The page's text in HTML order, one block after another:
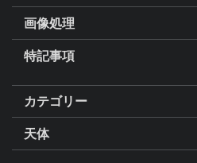
画像処理
特記事項
カテゴリー
天体